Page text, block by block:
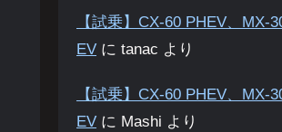
【試乗】CX-60 PHEV、MX-
EV に tanac より
【試乗】CX-60 PHEV、MX-
EV に Mashi より